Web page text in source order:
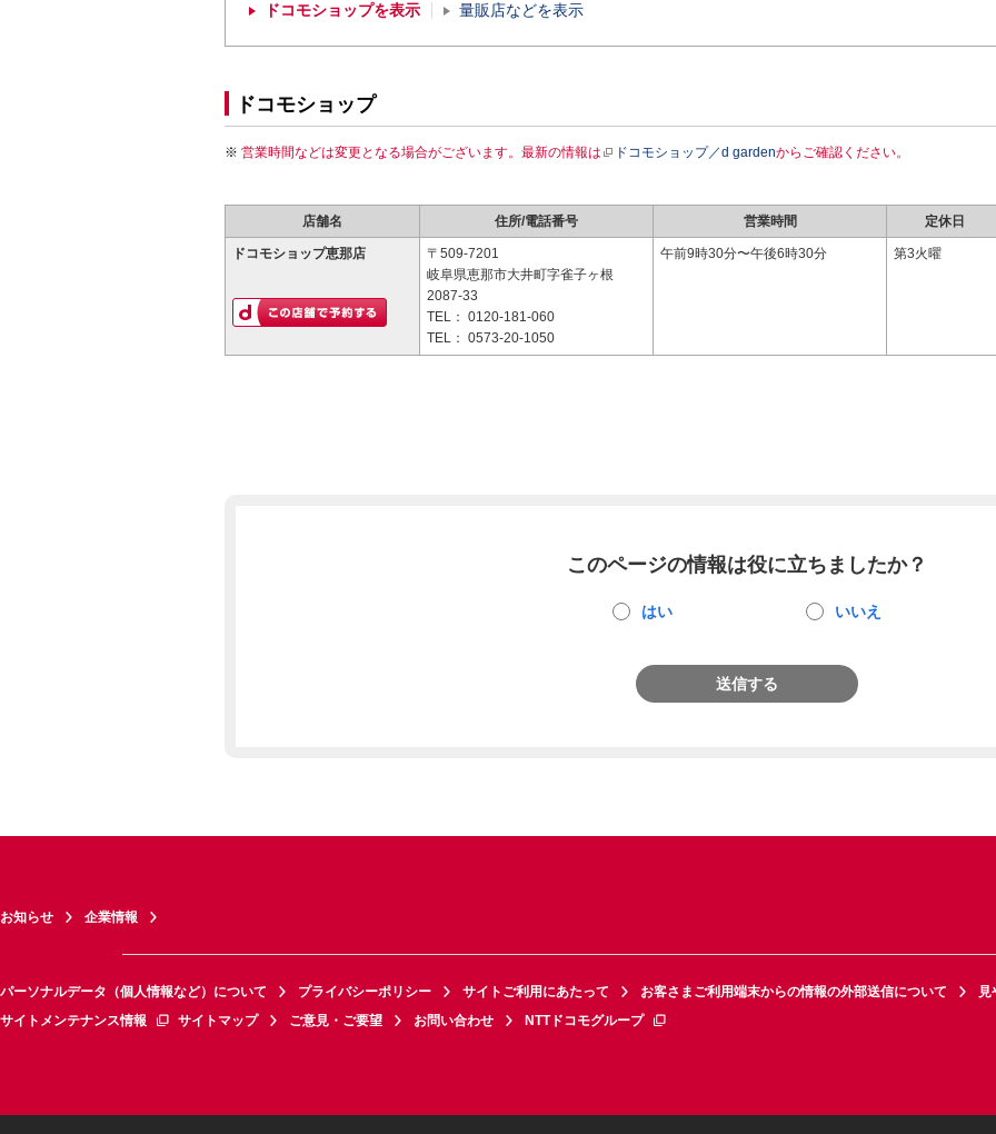
ドコモショップを表示 量販店などを表示
ドコモショップ
営業時間などは変更となる場合がございます。最新の情報は ドコモショップ／d gardenからご確認ください。
店舗名 住所/電話番号 営業時間 定休日
ドコモショップ恵那店
〒509-7201
岐阜県恵那市大井町字雀子ヶ根
2087-33
TEL： 0120-181-060
TEL： 0573-20-1050
午前9時30分〜午後6時30分 第3火曜
このページの情報は役に立ちましたか？
はい いいえ
送信する
お知らせ 企業情報
パーソナルデータ（個人情報など）について プライバシーポリシー サイトご利用にあたって お客さまご利用端末からの情報の外部送信について
見
サイトメンテナンス情報
サイトマップ ご意見・ご要望 お問い合わせ NTTドコモグループ